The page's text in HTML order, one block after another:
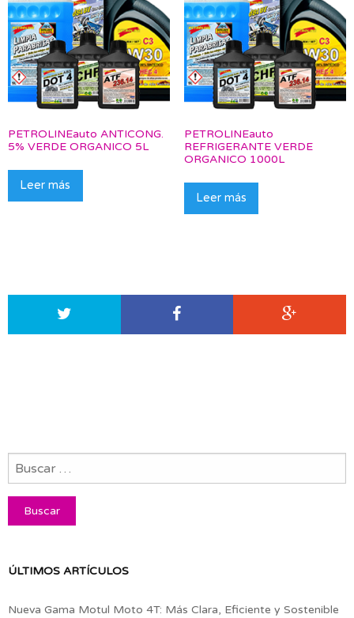
PETROLINEauto ANTICONG.
5% VERDE ORGANICO 5L
Leer más
PETROLINEauto
REFRIGERANTE VERDE
ORGANICO 1000L
Leer más
ÚLTIMOS ARTÍCULOS
Nueva Gama Motul Moto 4T: Más Clara, Eficiente y Sostenible